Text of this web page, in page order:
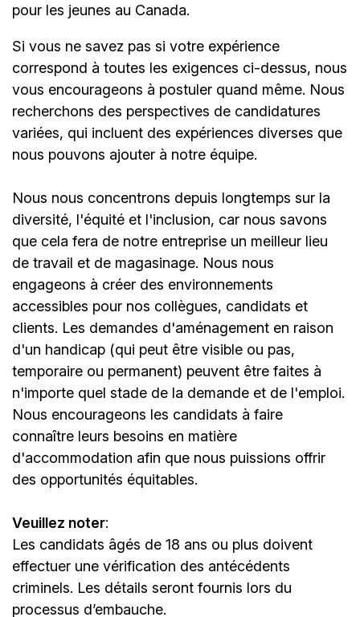
pour les jeunes au Canada.
Si vous ne savez pas si votre expérience
correspond à toutes les exigences ci-dessus, nous
vous encourageons à postuler quand même. Nous
recherchons des perspectives de candidatures
variées, qui incluent des expériences diverses que
nous pouvons ajouter à notre équipe.
Nous nous concentrons depuis longtemps sur la
diversité, l'équité et l'inclusion, car nous savons
que cela fera de notre entreprise un meilleur lieu
de travail et de magasinage. Nous nous
engageons à créer des environnements
accessibles pour nos collègues, candidats et
clients. Les demandes d'aménagement en raison
d'un handicap (qui peut être visible ou pas,
temporaire ou permanent) peuvent être faites à
n'importe quel stade de la demande et de l'emploi.
Nous encourageons les candidats à faire
connaître leurs besoins en matière
d'accommodation afin que nous puissions offrir
des opportunités équitables.
Veuillez noter:
Les candidats âgés de 18 ans ou plus doivent
effectuer une vérification des antécédents
criminels. Les détails seront fournis lors du
processus d’embauche.